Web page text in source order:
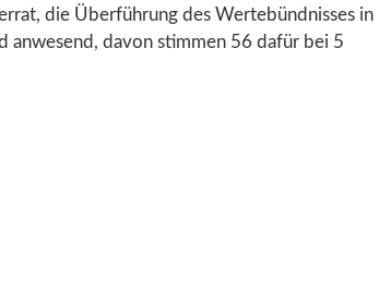
die Überführung des Wertebündnisses in
anwesend, davon stimmen 56 dafür bei 5